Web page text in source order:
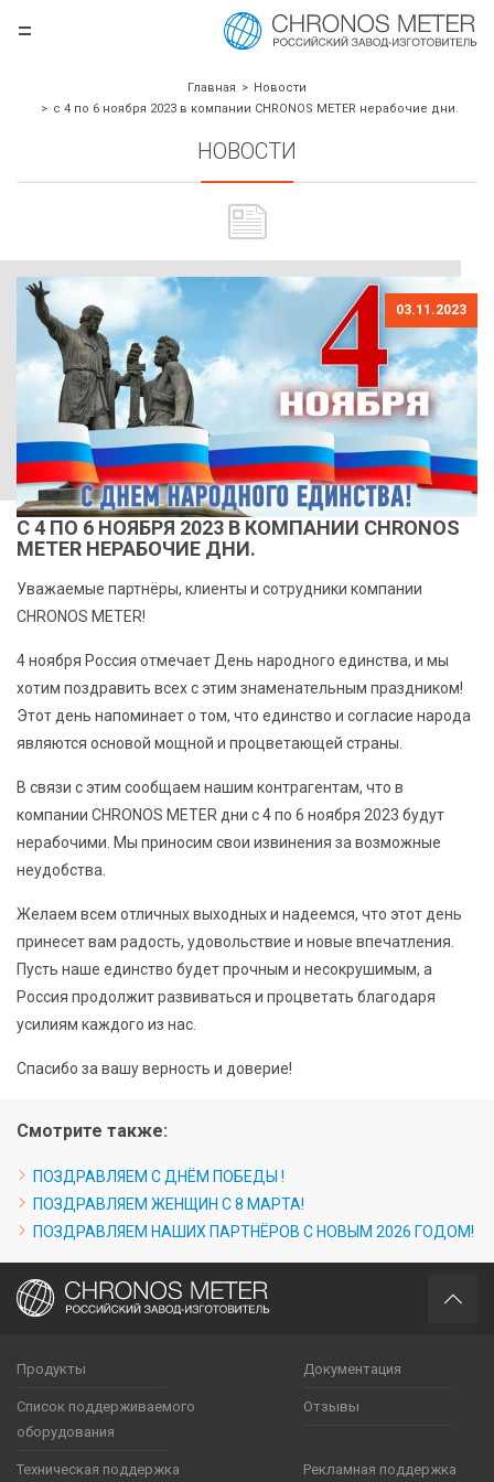
=
Главная
Новости
с 4 по 6 ноября 2023 в компании CHRONOS METER нерабочие дни.
НОВОСТИ
03.11.2023
С 4 ПО 6 НОЯБРЯ 2023 В КОМПАНИИ CHRONOS
METER НЕРАБОЧИЕ ДНИ.
Уважаемые партнёры, клиенты и сотрудники компании
CHRONOS METER!
4 ноября Россия отмечает День народного единства, и мы
хотим поздравить всех с этим знаменательным праздником!
Этот день напоминает о том, что единство и согласие народа
являются основой мощной и процветающей страны.
В связи с этим сообщаем нашим контрагентам, что в
компании CHRONOS METER дни с 4 по 6 ноября 2023 будут
нерабочими. Мы приносим свои извинения за возможные
неудобства.
Желаем всем отличных выходных и надеемся, что этот день
принесет вам радость, удовольствие и новые впечатления.
Пусть наше единство будет прочным и несокрушимым, а
Россия продолжит развиваться и процветать благодаря
усилиям каждого из нас.
Спасибо за вашу верность и доверие!
Смотрите также:
ПОЗДРАВЛЯЕМ С ДНЁМ ПОБЕДЫ !
ПОЗДРАВЛЯЕМ ЖЕНЩИН С 8 МАРТА!
ПОЗДРАВЛЯЕМ НАШИХ ПАРТНЁРОВ С НОВЫМ 2026 ГОДОМ!
Продукты Документация
Список поддерживаемого
оборудования
Отзывы
Техническая поддержка Рекламная поддержка